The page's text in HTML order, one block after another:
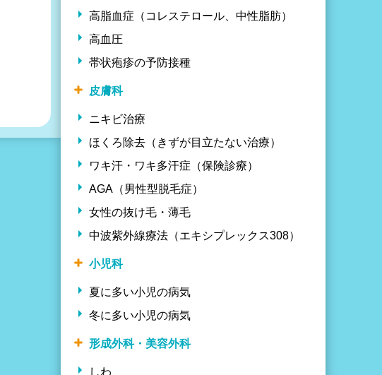
高脂血症（コレステロール、中性脂肪）
高血圧
帯状疱疹の予防接種
皮膚科
ニキビ治療
ほくろ除去（きずが目立たない治療）
ワキ汗・ワキ多汗症（保険診療）
AGA（男性型脱毛症）
女性の抜け毛・薄毛
中波紫外線療法（エキシプレックス308）
小児科
夏に多い小児の病気
冬に多い小児の病気
形成外科・美容外科
しわ